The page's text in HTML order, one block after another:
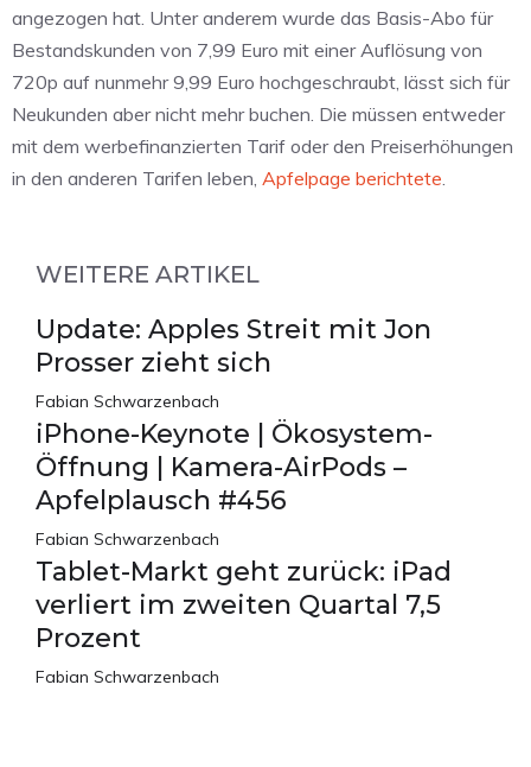
angezogen hat. Unter anderem wurde das Basis-Abo für
Bestandskunden von 7,99 Euro mit einer Auflösung von
720p auf nunmehr 9,99 Euro hochgeschraubt, lässt sich für
Neukunden aber nicht mehr buchen. Die müssen entweder
mit dem werbefinanzierten Tarif oder den Preiserhöhungen
in den anderen Tarifen leben, Apfelpage berichtete.
WEITERE ARTIKEL
Update: Apples Streit mit Jon
Prosser zieht sich
Fabian Schwarzenbach
iPhone-Keynote | Ökosystem-
Öffnung | Kamera-AirPods –
Apfelplausch #456
Fabian Schwarzenbach
Tablet-Markt geht zurück: iPad
verliert im zweiten Quartal 7,5
Prozent
Fabian Schwarzenbach